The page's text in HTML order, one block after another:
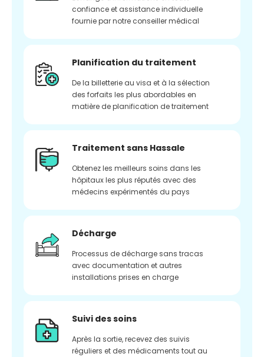
confiance et assistance individuelle
fournie par notre conseiller médical
Planification du traitement
De la billetterie au visa et à la sélection
des forfaits les plus abordables en
matière de planification de traitement
Traitement sans Hassale
Obtenez les meilleurs soins dans les
hôpitaux les plus réputés avec des
médecins expérimentés du pays
Décharge
Processus de décharge sans tracas
avec documentation et autres
installations prises en charge
Suivi des soins
Après la sortie, recevez des suivis
réguliers et des médicaments tout au